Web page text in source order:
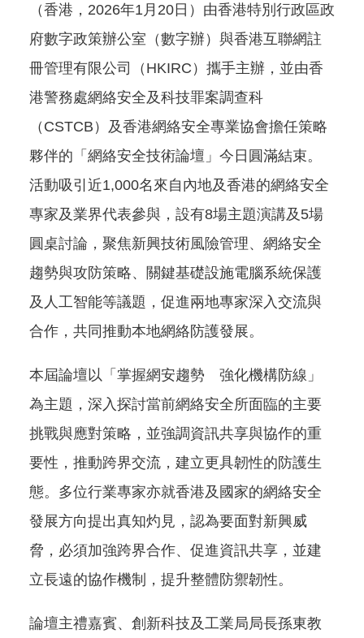
（香港，2026年1月20日）由香港特別行政區政
府數字政策辦公室（數字辦）與香港互聯網註
冊管理有限公司（HKIRC）攜手主辦，並由香
港警務處網絡安全及科技罪案調查科
（CSTCB）及香港網絡安全專業協會擔任策略
夥伴的「網絡安全技術論壇」今日圓滿結束。
活動吸引近1,000名來自內地及香港的網絡安全
專家及業界代表參與，設有8場主題演講及5場
圓桌討論，聚焦新興技術風險管理、網絡安全
趨勢與攻防策略、關鍵基礎設施電腦系統保護
及人工智能等議題，促進兩地專家深入交流與
合作，共同推動本地網絡防護發展。
本屆論壇以「掌握網安趨勢 強化機構防線」
為主題，深入探討當前網絡安全所面臨的主要
挑戰與應對策略，並強調資訊共享與協作的重
要性，推動跨界交流，建立更具韌性的防護生
態。多位行業專家亦就香港及國家的網絡安全
發展方向提出真知灼見，認為要面對新興威
脅，必須加強跨界合作、促進資訊共享，並建
立長遠的協作機制，提升整體防禦韌性。
論壇主禮嘉賓、創新科技及工業局局長孫東教